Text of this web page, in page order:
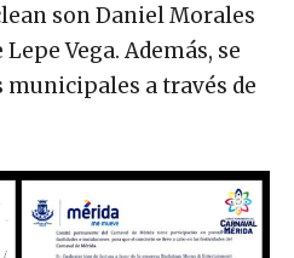
son Daniel Morales
Vega. Además, se
a través de